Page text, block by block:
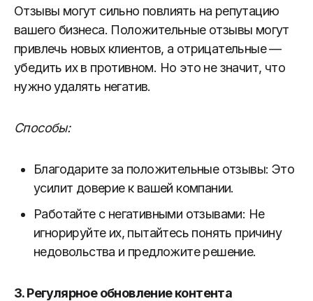
Отзывы могут сильно повлиять на репутацию
вашего бизнеса. Положительные отзывы могут
привлечь новых клиентов, а отрицательные —
убедить их в противном. Но это не значит, что
нужно удалять негатив.
Способы:
Благодарите за положительные отзывы: Это
усилит доверие к вашей компании.
Работайте с негативными отзывами: Не
игнорируйте их, пытайтесь понять причину
недовольства и предложите решение.
3.Регулярное обновление контента